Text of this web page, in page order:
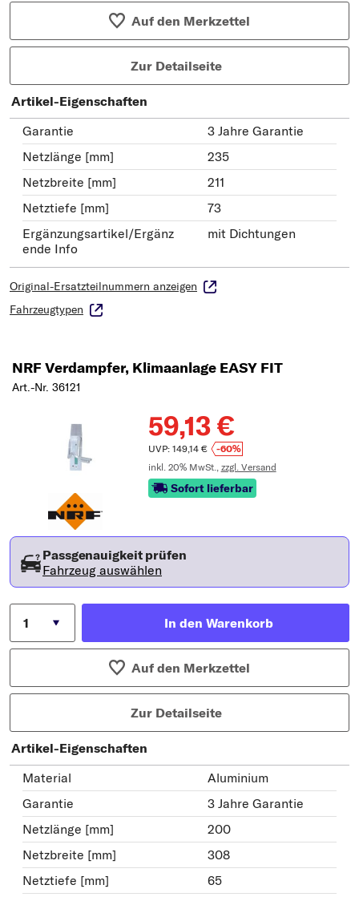
Auf den Merkzettel
Zur Detailseite
Artikel-Eigenschaften
Garantie
3 Jahre Garantie
Netzlänge [mm]
235
Netzbreite [mm]
211
Netztiefe [mm]
73
Ergänzungsartikel/Ergänz
ende Info
mit Dichtungen
Original-Ersatzteilnummern anzeigen
Fahrzeugtypen
NRF Verdampfer, Klimaanlage EASY FIT
Art.-Nr. 36121
59,13 €
UVP: 149,14 €
-60%
inkl. 20% MwSt., zzgl. Versand
Sofort lieferbar
Passgenauigkeit prüfen
Fahrzeug auswählen
In den Warenkorb
Auf den Merkzettel
Zur Detailseite
Artikel-Eigenschaften
Material
Aluminium
Garantie
3 Jahre Garantie
Netzlänge [mm]
200
Netzbreite [mm]
308
Netztiefe [mm]
65